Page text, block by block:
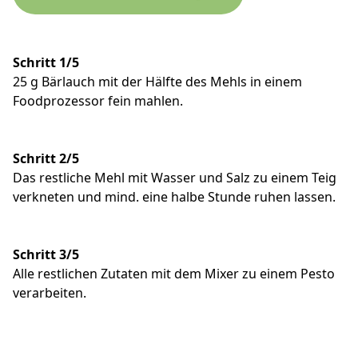
Schritt 1/5
25 g Bärlauch mit der Hälfte des Mehls in einem
Foodprozessor fein mahlen.
Schritt 2/5
Das restliche Mehl mit Wasser und Salz zu einem Teig
verkneten und mind. eine halbe Stunde ruhen lassen.
Schritt 3/5
Alle restlichen Zutaten mit dem Mixer zu einem Pesto
verarbeiten.